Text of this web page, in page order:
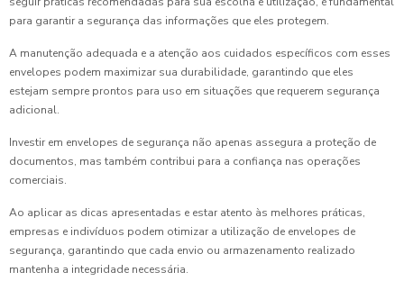
para garantir a segurança das informações que eles protegem.
A manutenção adequada e a atenção aos cuidados específicos com esses
envelopes podem maximizar sua durabilidade, garantindo que eles
estejam sempre prontos para uso em situações que requerem segurança
adicional.
Investir em envelopes de segurança não apenas assegura a proteção de
documentos, mas também contribui para a confiança nas operações
comerciais.
Ao aplicar as dicas apresentadas e estar atento às melhores práticas,
empresas e indivíduos podem otimizar a utilização de envelopes de
segurança, garantindo que cada envio ou armazenamento realizado
mantenha a integridade necessária.